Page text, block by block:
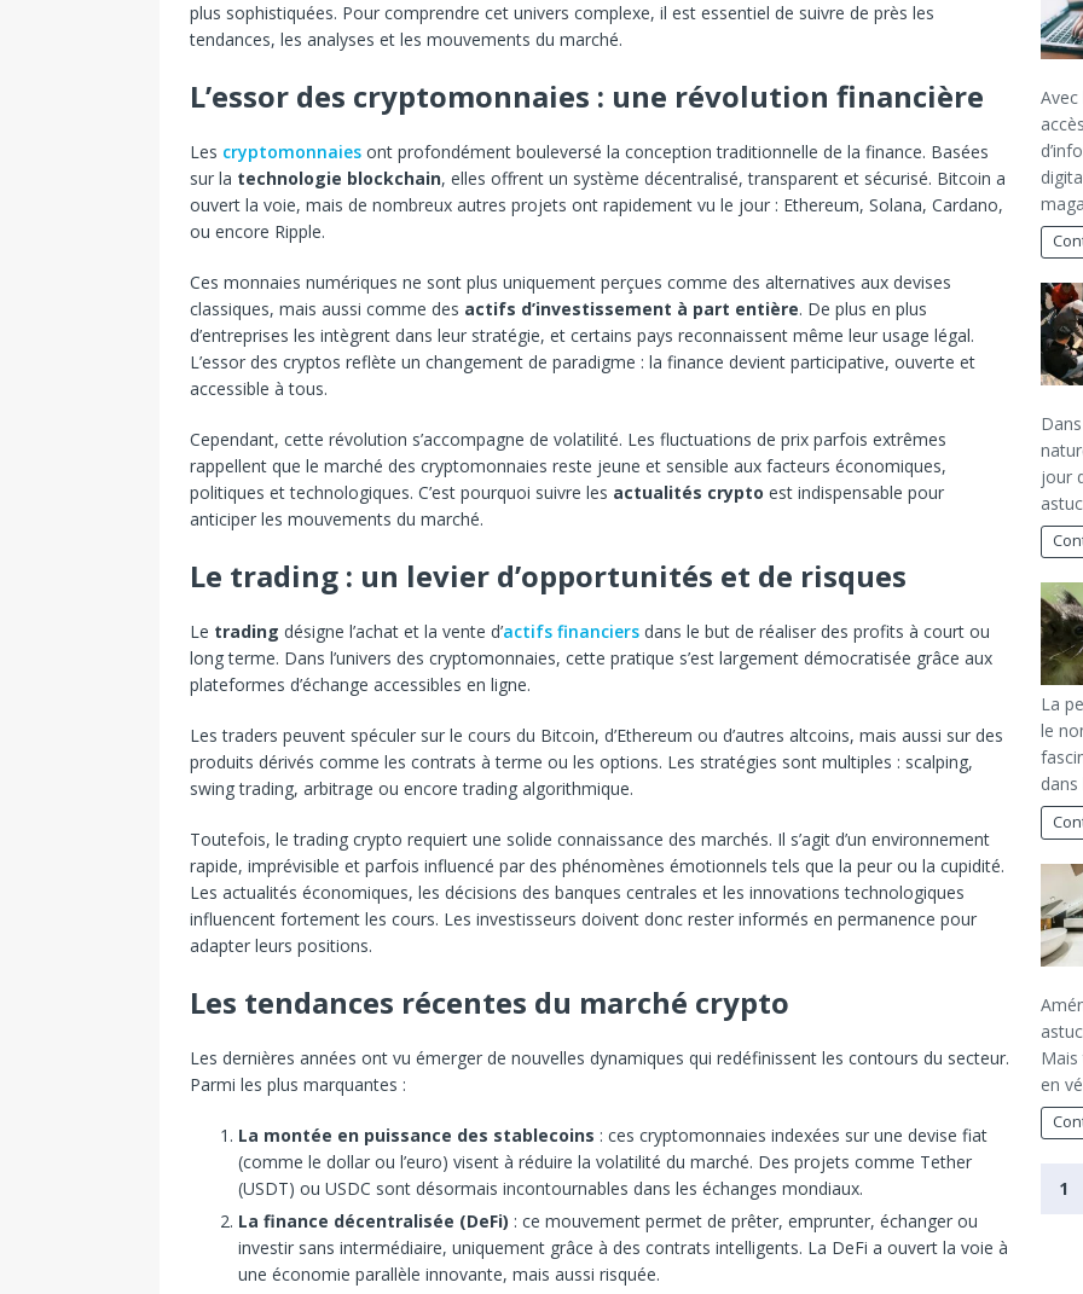
plus sophistiquées. Pour comprendre cet univers complexe, il est essentiel de suivre de près les
tendances, les analyses et les mouvements du marché.
L’essor des cryptomonnaies : une révolution financière
Les cryptomonnaies ont profondément bouleversé la conception traditionnelle de la finance. Basées
sur la technologie blockchain, elles offrent un système décentralisé, transparent et sécurisé. Bitcoin a
ouvert la voie, mais de nombreux autres projets ont rapidement vu le jour : Ethereum, Solana, Cardano,
ou encore Ripple.
Ces monnaies numériques ne sont plus uniquement perçues comme des alternatives aux devises
classiques, mais aussi comme des actifs d’investissement à part entière. De plus en plus
d’entreprises les intègrent dans leur stratégie, et certains pays reconnaissent même leur usage légal.
L’essor des cryptos reflète un changement de paradigme : la finance devient participative, ouverte et
accessible à tous.
Cependant, cette révolution s’accompagne de volatilité. Les fluctuations de prix parfois extrêmes
rappellent que le marché des cryptomonnaies reste jeune et sensible aux facteurs économiques,
politiques et technologiques. C’est pourquoi suivre les actualités crypto est indispensable pour
anticiper les mouvements du marché.
Le trading : un levier d’opportunités et de risques
Le trading désigne l’achat et la vente d’actifs financiers dans le but de réaliser des profits à court ou
long terme. Dans l’univers des cryptomonnaies, cette pratique s’est largement démocratisée grâce aux
plateformes d’échange accessibles en ligne.
Les traders peuvent spéculer sur le cours du Bitcoin, d’Ethereum ou d’autres altcoins, mais aussi sur des
produits dérivés comme les contrats à terme ou les options. Les stratégies sont multiples : scalping,
swing trading, arbitrage ou encore trading algorithmique.
Toutefois, le trading crypto requiert une solide connaissance des marchés. Il s’agit d’un environnement
rapide, imprévisible et parfois influencé par des phénomènes émotionnels tels que la peur ou la cupidité.
Les actualités économiques, les décisions des banques centrales et les innovations technologiques
influencent fortement les cours. Les investisseurs doivent donc rester informés en permanence pour
adapter leurs positions.
Les tendances récentes du marché crypto
Les dernières années ont vu émerger de nouvelles dynamiques qui redéfinissent les contours du secteur.
Parmi les plus marquantes :
La montée en puissance des stablecoins : ces cryptomonnaies indexées sur une devise fiat
(comme le dollar ou l’euro) visent à réduire la volatilité du marché. Des projets comme Tether
(USDT) ou USDC sont désormais incontournables dans les échanges mondiaux.
La finance décentralisée (DeFi) : ce mouvement permet de prêter, emprunter, échanger ou
investir sans intermédiaire, uniquement grâce à des contrats intelligents. La DeFi a ouvert la voie à
une économie parallèle innovante, mais aussi risquée.
Avec
jour
La
le
dans
en
1